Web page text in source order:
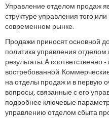
Управление отделом продаж
структуре управления того
современном рынке.
Продажи приносят основной
политика управления
результаты. А
востребованной.
на отделы продаж и в первую
вопросы, связанные с его
подробнее ключевые
управлению отделом сбыта